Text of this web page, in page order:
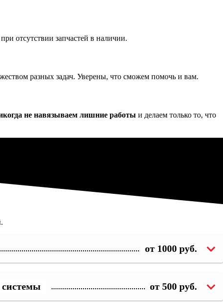
отсутствии запчастей в наличии.
разных задач. Уверены, что сможем помочь и вам.
не навязываем лишние работы и делаем только то, что
от 1000 руб.
системы от 500 руб.